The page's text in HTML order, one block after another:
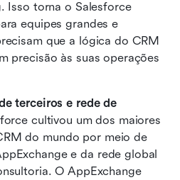
Isso torna o Salesforce
equipes grandes e
que a lógica do CRM
precisão às suas operações
terceiros e rede de
cultivou um dos maiores
do mundo por meio de
e da rede global
O AppExchange